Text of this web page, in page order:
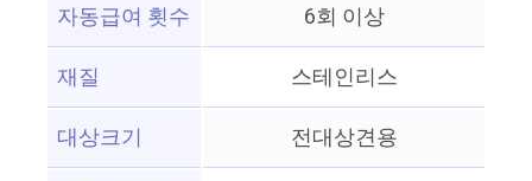
자동급여 횟수
6회 이상
재질
스테인리스
대상크기
전대상견용